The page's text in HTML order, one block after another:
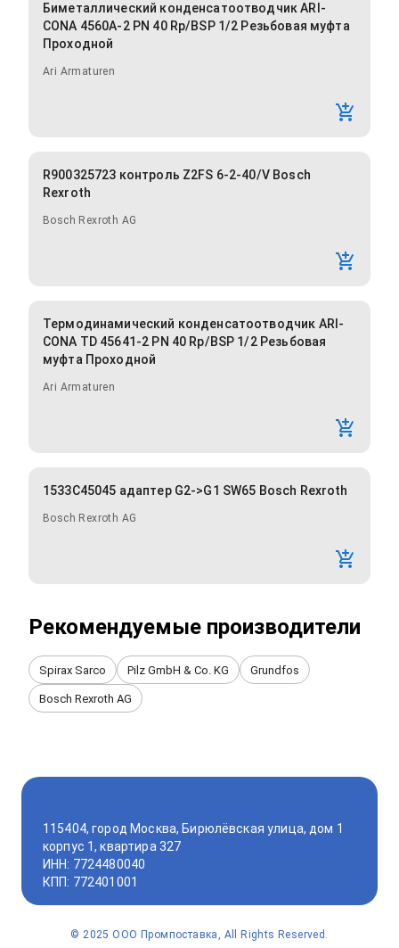
Биметаллический конденсатоотводчик ARI-
CONA 4560A-2 PN 40 Rp/BSP 1/2 Резьбовая муфта
Проходной
Ari Armaturen
R900325723 контроль Z2FS 6-2-40/V Bosch
Rexroth
Bosch Rexroth AG
Термодинамический конденсатоотводчик ARI-
CONA TD 45641-2 PN 40 Rp/BSP 1/2 Резьбовая
муфта Проходной
Ari Armaturen
1533C45045 адаптер G2->G1 SW65 Bosch Rexroth
Bosch Rexroth AG
Рекомендуемые производители
Spirax Sarco Pilz GmbH & Co. KG Grundfos
Bosch Rexroth AG
115404, город Москва, Бирюлёвская улица, дом 1
корпус 1, квартира 327
ИНН: 7724480040
КПП: 772401001
© 2025 ООО Промпоставка, All Rights Reserved.